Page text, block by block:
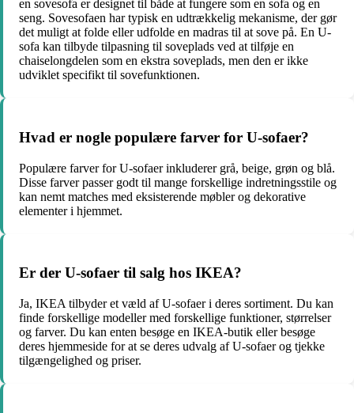
en sovesofa er designet til både at fungere som en sofa og en
seng. Sovesofaen har typisk en udtrækkelig mekanisme, der gør
det muligt at folde eller udfolde en madras til at sove på. En U-
sofa kan tilbyde tilpasning til soveplads ved at tilføje en
chaiselongdelen som en ekstra soveplads, men den er ikke
udviklet specifikt til sovefunktionen.
Hvad er nogle populære farver for U-sofaer?
Populære farver for U-sofaer inkluderer grå, beige, grøn og blå.
Disse farver passer godt til mange forskellige indretningsstile og
kan nemt matches med eksisterende møbler og dekorative
elementer i hjemmet.
Er der U-sofaer til salg hos IKEA?
Ja, IKEA tilbyder et væld af U-sofaer i deres sortiment. Du kan
finde forskellige modeller med forskellige funktioner, størrelser
og farver. Du kan enten besøge en IKEA-butik eller besøge
deres hjemmeside for at se deres udvalg af U-sofaer og tjekke
tilgængelighed og priser.